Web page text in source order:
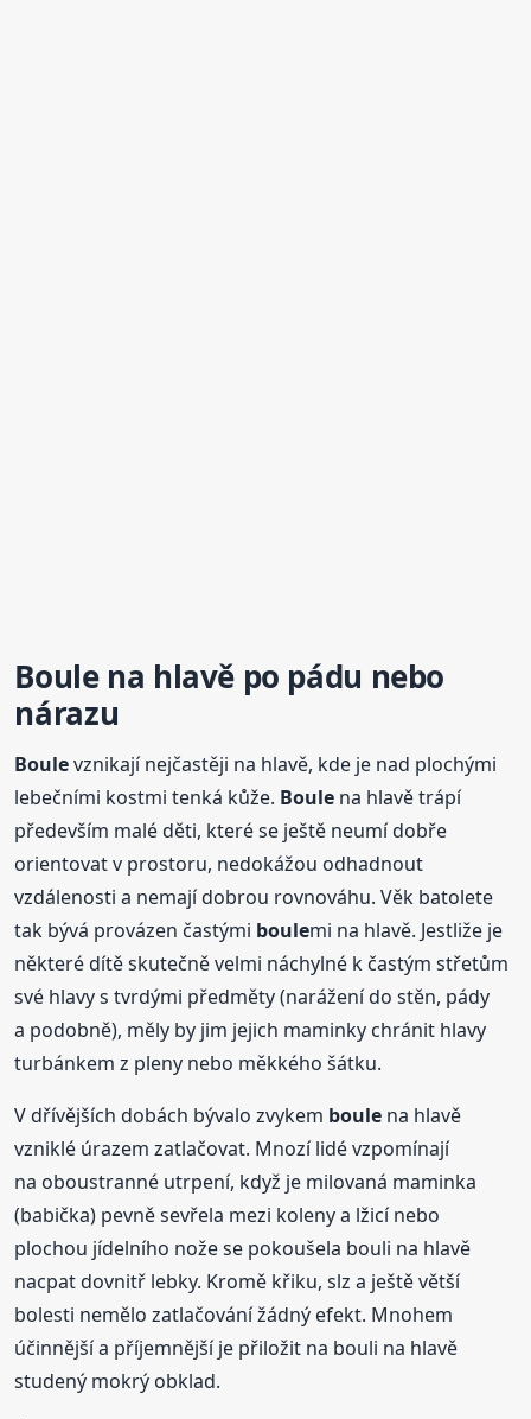
Boulena hlavě po pádu nebo
nárazu
Boulevznikají nejčastěji na hlavě, kde je nad plochými
lebečními kostmi tenká kůže. Boule na hlavě trápí
především malé děti, které se ještě neumí dobře
orientovat v prostoru, nedokážou odhadnout
vzdálenosti a nemají dobrou rovnováhu. Věk batolete
tak bývá provázen častými boulemi na hlavě. Jestliže je
některé dítě skutečně velmi náchylné k častým střetům
své hlavy s tvrdými předměty (narážení do stěn, pády
a podobně), měly by jim jejich maminky chránit hlavy
turbánkem z pleny nebo měkkého šátku.
V dřívějších dobách bývalo zvykem boule na hlavě
vzniklé úrazem zatlačovat. Mnozí lidé vzpomínají
na oboustranné utrpení, když je milovaná maminka
(babička) pevně sevřela mezi koleny a lžicí nebo
plochou jídelního nože se pokoušela bouli na hlavě
nacpat dovnitř lebky. Kromě křiku, slz a ještě větší
bolesti nemělo zatlačování žádný efekt. Mnohem
účinnější a příjemnější je přiložit na bouli na hlavě
studený mokrý obklad.